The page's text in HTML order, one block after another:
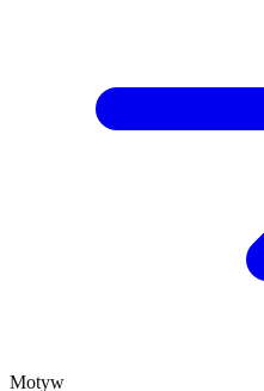
Motyw